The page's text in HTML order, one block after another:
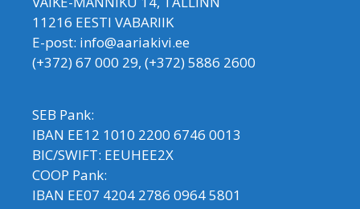
11216 EESTI VABARIIK
E-post: info@aariakivi.ee
(+372) 67 000 29, (+372) 5886 2600
SEB Pank:
IBAN EE12 1010 2200 6746 0013
BIC/SWIFT: EEUHEE2X
COOP Pank:
IBAN EE07 4204 2786 0964 5801